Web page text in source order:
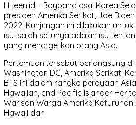
Hiteen.id – Boyband asal Korea
presiden Amerika Serikat, Joe Biden
2022. Kunjungan ini dilakukan
isu, salah satunya adalah isu
yang menargetkan orang Asia.
Pertemuan tersebut berlangsung di
Washington DC, Amerika Serikat.
BTS ini dalam rangka perayaan
Hawaiian, and Pacific Islander
Warisan Warga Amerika Keturunan
Hawaii dan